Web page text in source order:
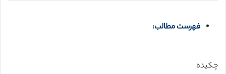
فهرست مطالب:
چکیده